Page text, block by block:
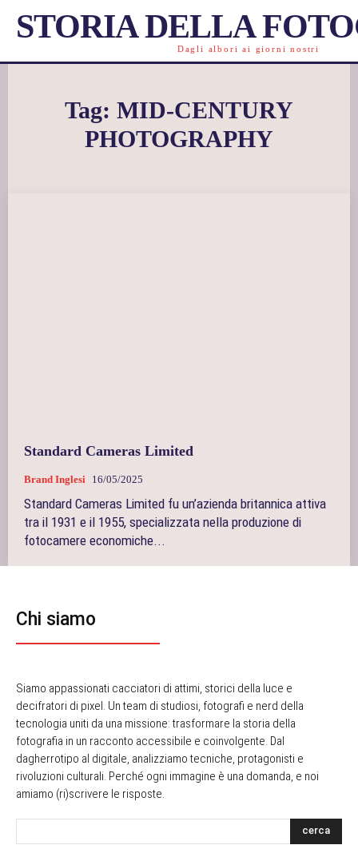
STORIA DELLA
Dagli albori ai giorni nostri
Tag: MID-CENTURY
PHOTOGRAPHY
Standard Cameras Limited
Brand Inglesi 16/05/2025
Standard Cameras Limited fu un’azienda britannica attiva
tra il 1931 e il 1955, specializzata nella produzione di
fotocamere economiche...
Chi siamo
Siamo appassionati cacciatori di attimi, storici della luce e
decifratori di pixel. Un team di studiosi, fotografi e nerd della
tecnologia uniti da una missione: trasformare la storia della
fotografia in un racconto accessibile e coinvolgente. Dal
dagherrotipo al digitale, analizziamo tecniche, protagonisti e
rivoluzioni culturali. Perché ogni immagine è una domanda, e noi
amiamo (ri)scrivere le risposte.
cerca